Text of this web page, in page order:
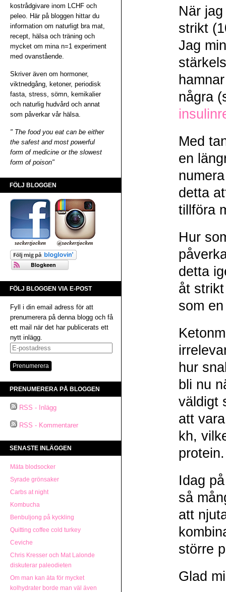
kostrådgivare inom LCHF och
peleo. Här på bloggen hittar du
information om naturligt bra mat,
recept, hälsa och träning och
mycket om mina n=1 experiment
med ovanstående.
Skriver även om hormoner,
viktnedgång, ketoner, periodisk
fasta, stress, sömn, kemikalier
och naturlig hudvård och annat
som påverkar vår hälsa.
" The food you eat can be either
the safest and most powerful
form of medicine or the slowest
form of poison"
FÖLJ BLOGGEN
FÖLJ BLOGGEN VIA E-POST
Fyll i din email adress för att
prenumerera på denna blogg och få
ett mail när det har publicerats ett
nytt inlägg.
E-
PRENUMERERA PÅ BLOGGEN
RSS - Inlägg
RSS - Kommentarer
SENASTE INLÄGGEN
Mäta blodsocker
Syrade grönsaker
Carbs at night
Kombucha
Benbuljong på kyckling
Quitting coffee cold turkey
Ceviche
Chris Kresser och Mat Lalonde
diskuterar paleodieten
Om man kan äta för mycket
kolhydrater borde man väl även
När
strikt
Jag
några
Med
en
detta
tillföra
Hur
detta
åt
som
hur
bli nu
väldigt
att
kh,
Idag
så
att
större
Glad